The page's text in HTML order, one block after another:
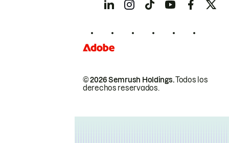
© 2026 Semrush Holdings.Todos los
derechos reservados.